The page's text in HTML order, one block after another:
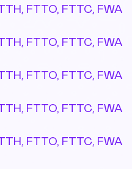
FTTO, FTTC, FWA
FTTO, FTTC, FWA
FTTO, FTTC, FWA
FTTO, FTTC, FWA
FTTO, FTTC, FWA